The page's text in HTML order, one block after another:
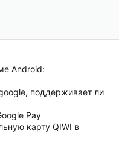
Android:
поддерживает ли
Pay
карту QIWI в